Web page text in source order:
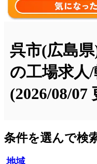
呉市(広島
の工場求人
(2026/08/07
条件を選んで検
地域